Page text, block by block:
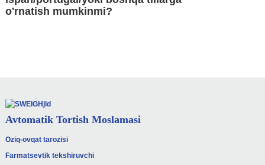
o'rnatish mumkinmi?
Avtomatik Tortish Moslamasi
Oziq-ovqat tarozisi
Farmatsevtik tekshiruvchi